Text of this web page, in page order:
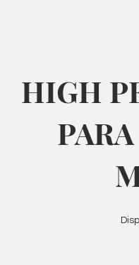
HIGH